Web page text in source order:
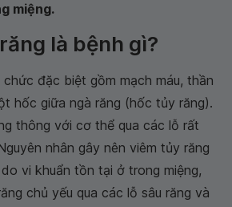
miệng.
là bệnh gì?
đặc biệt gồm mạch máu, thần
hốc giữa ngà răng (hốc tủy răng).
thông với cơ thể qua các lỗ rất
nhân gây nên viêm tủy răng
vi khuẩn tồn tại ở trong miệng,
chủ yếu qua các lỗ sâu răng và